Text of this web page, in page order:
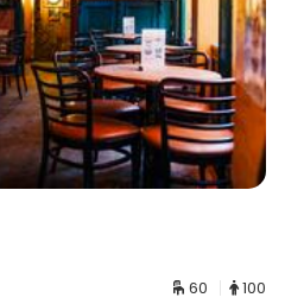
60 100